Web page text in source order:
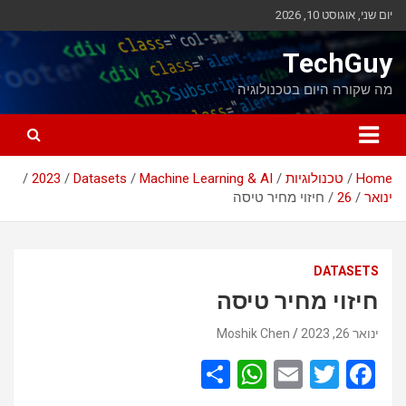
Skip
to
content
יום שני, אוגוסט 10, 2026
TechGuy
מה שקורה היום בטכנולוגיה
Home טכנולוגיות Machine Learning & AI
Datasets
2023
ינואר
26 חיזוי מחיר טיסה
DATASETS
חיזוי מחיר טיסה
ינואר 26, 2023 Moshik Chen
F
T
E
W